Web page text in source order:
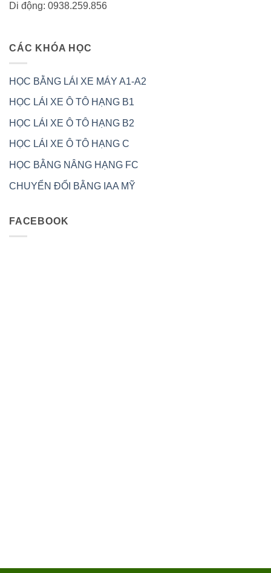
Di động: 0938.259.856
CÁC KHÓA HỌC
HỌC BẰNG LÁI XE MÁY A1-A2
HỌC LÁI XE Ô TÔ HẠNG B1
HỌC LÁI XE Ô TÔ HẠNG B2
HỌC LÁI XE Ô TÔ HẠNG C
HỌC BẰNG NÂNG HẠNG FC
CHUYỂN ĐỔI BẰNG IAA MỸ
FACEBOOK